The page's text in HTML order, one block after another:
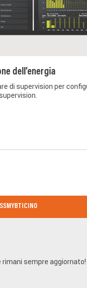
dell’energia
di supervision per
MYBTICINO
sempre aggiornato!